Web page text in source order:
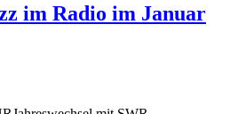
im Radio im Januar